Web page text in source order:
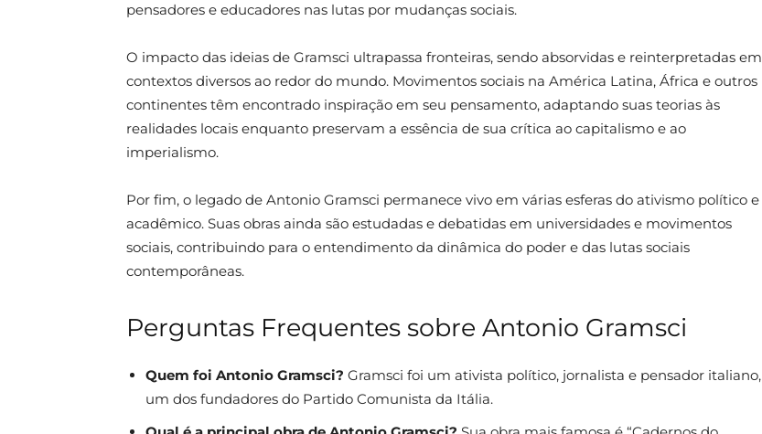
pensadores e educadores nas lutas por mudanças sociais.
O impacto das ideias de Gramsci ultrapassa fronteiras, sendo absorvidas e reinterpretadas em
contextos diversos ao redor do mundo. Movimentos sociais na América Latina, África e outros
continentes têm encontrado inspiração em seu pensamento, adaptando suas teorias às
realidades locais enquanto preservam a essência de sua crítica ao capitalismo e ao
imperialismo.
Por fim, o legado de Antonio Gramsci permanece vivo em várias esferas do ativismo político e
acadêmico. Suas obras ainda são estudadas e debatidas em universidades e movimentos
sociais, contribuindo para o entendimento da dinâmica do poder e das lutas sociais
contemporâneas.
Perguntas Frequentes sobre Antonio Gramsci
Quem foi Antonio Gramsci? Gramsci foi um ativista político, jornalista e pensador italiano,
um dos fundadores do Partido Comunista da Itália.